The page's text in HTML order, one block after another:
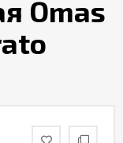
Omas